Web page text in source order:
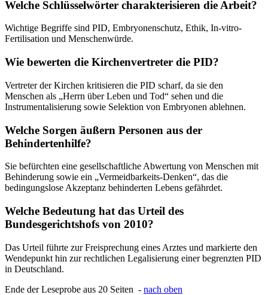
Welche Schlüsselwörter charakterisieren die Arbeit?
Wichtige Begriffe sind PID, Embryonenschutz, Ethik, In-vitro-
Fertilisation und Menschenwürde.
Wie bewerten die Kirchenvertreter die PID?
Vertreter der Kirchen kritisieren die PID scharf, da sie den
Menschen als „Herrn über Leben und Tod“ sehen und die
Instrumentalisierung sowie Selektion von Embryonen ablehnen.
Welche Sorgen äußern Personen aus der
Behindertenhilfe?
Sie befürchten eine gesellschaftliche Abwertung von Menschen mit
Behinderung sowie ein „Vermeidbarkeits-Denken“, das die
bedingungslose Akzeptanz behinderten Lebens gefährdet.
Welche Bedeutung hat das Urteil des
Bundesgerichtshofs von 2010?
Das Urteil führte zur Freisprechung eines Arztes und markierte den
Wendepunkt hin zur rechtlichen Legalisierung einer begrenzten PID
in Deutschland.
Ende der Leseprobe aus 20 Seiten - nach oben